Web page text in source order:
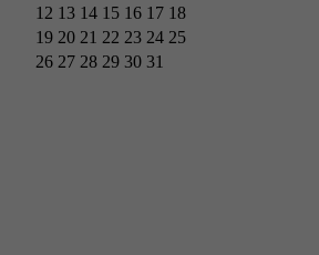
12 13 14 15 16 17 18
19 20 21 22 23 24 25
26 27 28 29 30 31